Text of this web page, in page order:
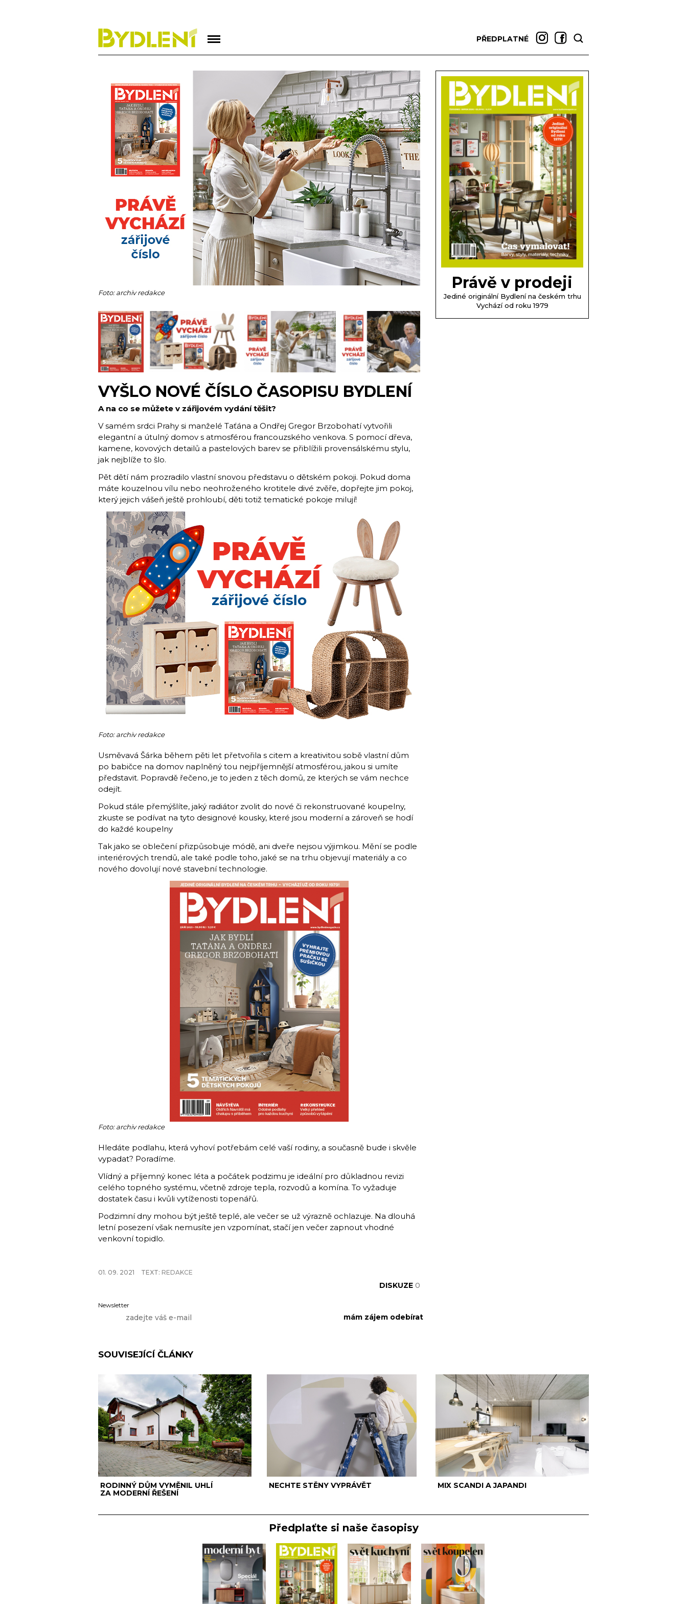
PŘEDPLATNÉ
Foto: archiv redakce
VYŠLO NOVÉ ČÍSLO ČASOPISU BYDLENÍ
A na co se můžete v zářijovém vydání těšit?
V samém srdci Prahy si manželé Taťána a Ondřej Gregor Brzobohatí vytvořili
elegantní a útulný domov s atmosférou francouzského venkova. S pomocí dřeva,
kamene, kovových detailů a pastelových barev se přiblížili provensálskému stylu,
jak nejblíže to šlo.
Pět dětí nám prozradilo vlastní snovou představu o dětském pokoji. Pokud doma
máte kouzelnou vílu nebo neohroženého krotitele divé zvěře, dopřejte jim pokoj,
který jejich vášeň ještě prohloubí, děti totiž tematické pokoje milují!
Foto: archiv redakce
Usměvavá Šárka během pěti let přetvořila s citem a kreativitou sobě vlastní dům
po babičce na domov naplněný tou nejpříjemnější atmosférou, jakou si umíte
představit. Popravdě řečeno, je to jeden z těch domů, ze kterých se vám nechce
odejít.
Pokud stále přemýšlíte, jaký radiátor zvolit do nové či rekonstruované koupelny,
zkuste se podívat na tyto designové kousky, které jsou moderní a zároveň se hodí
do každé koupelny
Tak jako se oblečení přizpůsobuje módě, ani dveře nejsou výjimkou. Mění se podle
interiérových trendů, ale také podle toho, jaké se na trhu objevují materiály a co
nového dovolují nové stavební technologie.
Foto: archiv redakce
Hledáte podlahu, která vyhoví potřebám celé vaší rodiny, a současně bude i skvěle
vypadat? Poradíme.
Vlídný a příjemný konec léta a počátek podzimu je ideální pro důkladnou revizi
celého topného systému, včetně zdroje tepla, rozvodů a komína. To vyžaduje
dostatek času i kvůli vytíženosti topenářů.
Podzimní dny mohou být ještě teplé, ale večer se už výrazně ochlazuje. Na dlouhá
letní posezení však nemusíte jen vzpomínat, stačí jen večer zapnout vhodné
venkovní topidlo.
01. 09. 2021 TEXT: REDAKCE
DISKUZE 0
Newsletter
SOUVISEJÍCÍ ČLÁNKY
RODINNÝ DŮM VYMĚNIL UHLÍ
ZA MODERNÍ ŘEŠENÍ
NECHTE STĚNY VYPRÁVĚT MIX SCANDI A JAPANDI
Právě v prodeji
Jediné originální Bydlení na českém trhu
Vychází od roku 1979
Předplaťte si naše časopisy